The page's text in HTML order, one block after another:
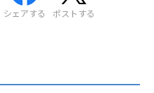
シェアする ポストする